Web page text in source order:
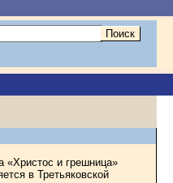
«Христос и грешница»
в Третьяковской